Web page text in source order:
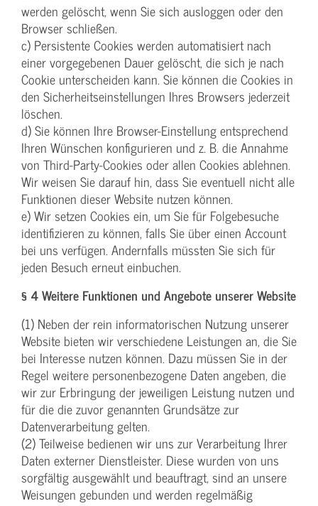
werden gelöscht, wenn Sie sich ausloggen oder den
Browser schließen.
c) Persistente Cookies werden automatisiert nach
einer vorgegebenen Dauer gelöscht, die sich je nach
Cookie unterscheiden kann. Sie können die Cookies in
den Sicherheitseinstellungen Ihres Browsers jederzeit
löschen.
d) Sie können Ihre Browser-Einstellung entsprechend
Ihren Wünschen konfigurieren und z. B. die Annahme
von Third-Party-Cookies oder allen Cookies ablehnen.
Wir weisen Sie darauf hin, dass Sie eventuell nicht alle
Funktionen dieser Website nutzen können.
e) Wir setzen Cookies ein, um Sie für Folgebesuche
identifizieren zu können, falls Sie über einen Account
bei uns verfügen. Andernfalls müssten Sie sich für
jeden Besuch erneut einbuchen.
§ 4 Weitere Funktionen und Angebote unserer Website
(1) Neben der rein informatorischen Nutzung unserer
Website bieten wir verschiedene Leistungen an, die Sie
bei Interesse nutzen können. Dazu müssen Sie in der
Regel weitere personenbezogene Daten angeben, die
wir zur Erbringung der jeweiligen Leistung nutzen und
für die die zuvor genannten Grundsätze zur
Datenverarbeitung gelten.
(2) Teilweise bedienen wir uns zur Verarbeitung Ihrer
Daten externer Dienstleister. Diese wurden von uns
sorgfältig ausgewählt und beauftragt, sind an unsere
Weisungen gebunden und werden regelmäßig